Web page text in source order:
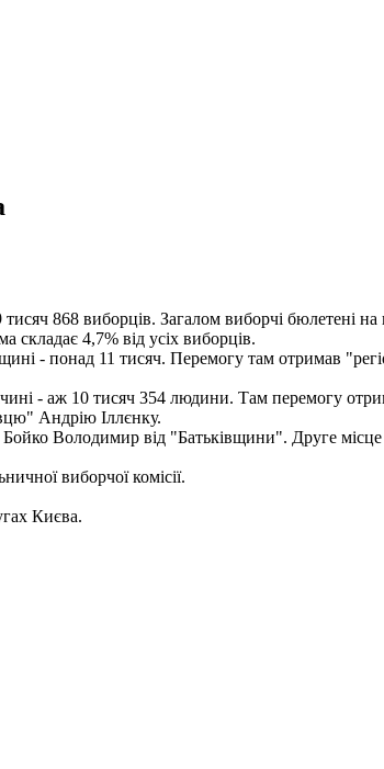
868 виборців. Загалом виборчі бюлетені
4,7% від усіх виборців.
- понад 11 тисяч. Перемогу там отримав
- аж 10 тисяч 354 людини. Там перемогу
Андрію Іллєнку.
Володимир від "Батьківщини". Друге місце
виборчої комісії.
Києва.